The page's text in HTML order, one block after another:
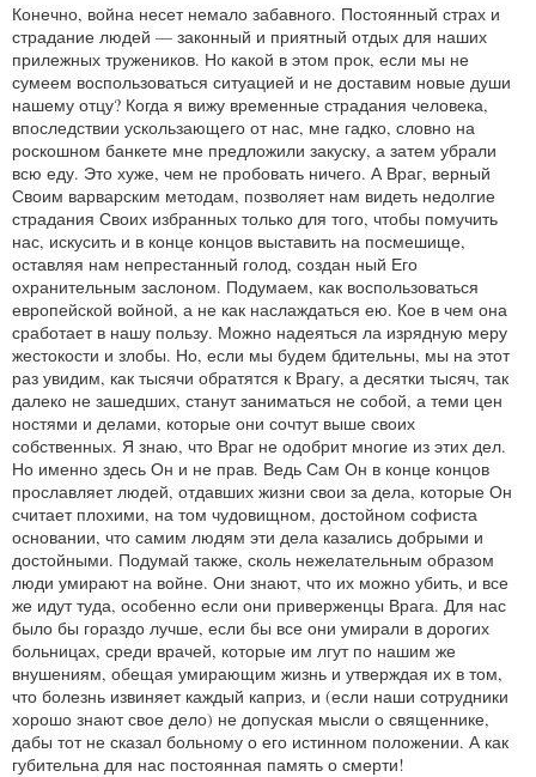
Конечно, война несет немало забавного. Постоянный страх и
страдание людей — законный и приятный отдых для наших
прилежных тружеников. Но какой в этом прок, если мы не
сумеем воспользоваться ситуацией и не доставим новые души
нашему отцу? Когда я вижу временные страдания человека,
впоследствии ускользающего от нас, мне гадко, словно на
роскошном банкете мне предложили закуску, а затем убрали
всю еду. Это хуже, чем не пробовать ничего. А Враг, верный
Своим варварским методам, позволяет нам видеть недолгие
страдания Своих избранных только для того, чтобы помучить
нас, искусить и в конце концов выставить на посмешище,
оставляя нам непрестанный голод, создан ный Его
охранительным заслоном. Подумаем, как воспользоваться
европейской войной, а не как наслаждаться ею. Кое в чем она
сработает в нашу пользу. Можно надеяться ла изрядную меру
жестокости и злобы. Но, если мы будем бдительны, мы на этот
раз увидим, как тысячи обратятся к Врагу, а десятки тысяч, так
далеко не зашедших, станут заниматься не собой, а теми цен
ностями и делами, которые они сочтут выше своих
собственных. Я знаю, что Враг не одобрит многие из этих дел.
Но именно здесь Он и не прав. Ведь Сам Он в конце концов
прославляет людей, отдавших жизни свои за дела, которые Он
считает плохими, на том чудовищном, достойном софиста
основании, что самим людям эти дела казались добрыми и
достойными. Подумай также, сколь нежелательным образом
люди умирают на войне. Они знают, что их можно убить, и все
же идут туда, особенно если они приверженцы Врага. Для нас
было бы гораздо лучше, если бы все они умирали в дорогих
больницах, среди врачей, которые им лгут по нашим же
внушениям, обещая умирающим жизнь и утверждая их в том,
что болезнь извиняет каждый каприз, и (если наши сотрудники
хорошо знают свое дело) не допуская мысли о священнике,
дабы тот не сказал больному о его истинном положении. А как
губительна для нас постоянная память о смерти!